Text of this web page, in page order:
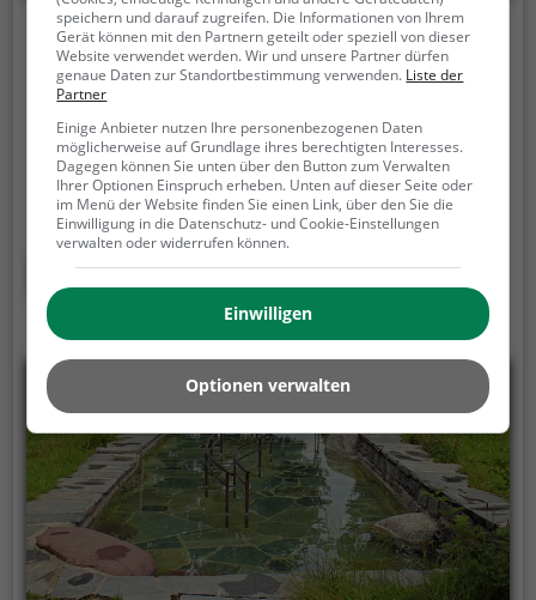
Kneipp-Anlage Bremervörde
Huddelberg 15, 27432 Bremervörde
Die Kneipp-Anlage Bremervörde in Bremervörde ist
eine Wassertretstelle für die sogenannte
Hydrotherapie. Beim "Kneippen" wird in kaltem
Wasser auf der Stelle getreten. Die Füße werden
dabei zwischen jedem Schritt immer wieder
vollständig aus dem Wasser herausgehoben. Nach
30 Sekunden, oder früher, wenn du ein starkes
Kältegefühl in den Füßen und Beinen spürst, solltest
du das Kneipp-Becken verlassen und die Füße und
Beine wieder erwärmen. Dieser Vorgang wird
regelmäßig wiederholt.
Mehr erfahren
speichern und darauf zugreifen. Die Informationen von Ihrem
Gerät können mit den Partnern geteilt oder speziell von dieser
Website verwendet werden. Wir und unsere Partner dürfen
genaue Daten zur Standortbestimmung verwenden. Liste der
Partner
Einige Anbieter nutzen Ihre personenbezogenen Daten
möglicherweise auf Grundlage ihres berechtigten Interesses.
Dagegen können Sie unten über den Button zum Verwalten
Ihrer Optionen Einspruch erheben. Unten auf dieser Seite oder
im Menü der Website finden Sie einen Link, über den Sie die
Einwilligung in die Datenschutz- und Cookie-Einstellungen
verwalten oder widerrufen können.
Einwilligen
Optionen verwalten